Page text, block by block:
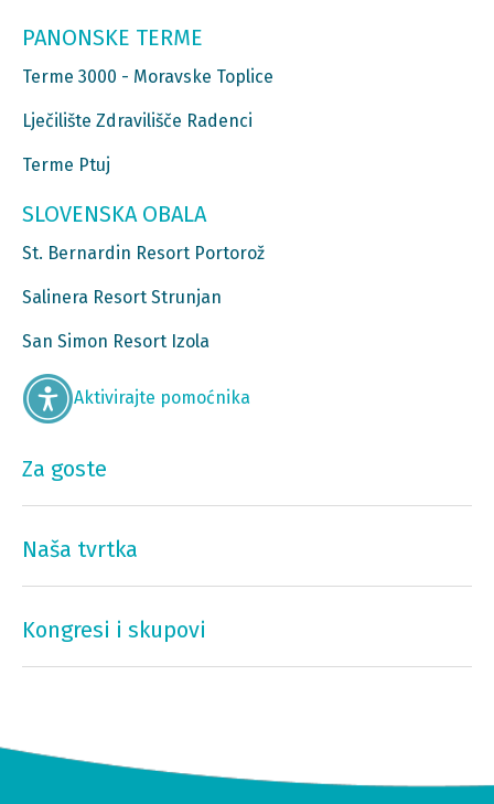
PANONSKE TERME
Terme 3000 - Moravske Toplice
Lječilište Zdravilišče Radenci
Terme Ptuj
SLOVENSKA OBALA
St. Bernardin Resort Portorož
Salinera Resort Strunjan
San Simon Resort Izola
Aktivirajte pomoćnika
Za goste
Naša tvrtka
Kongresi i skupovi